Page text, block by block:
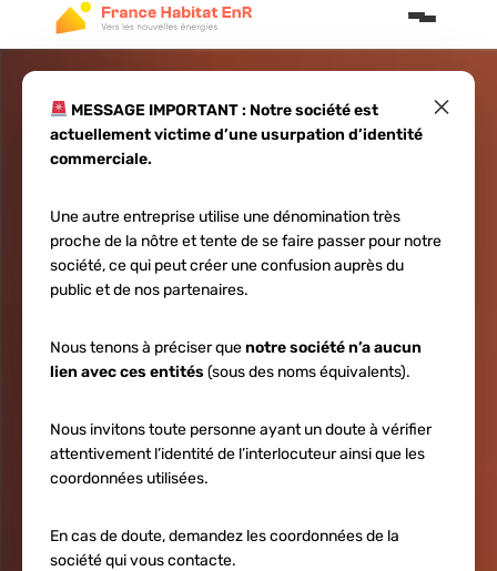
×
MESSAGE IMPORTANT : Notre société est
actuellement victime d’une usurpation d’identité
commerciale.
Une autre entreprise utilise une dénomination très
proche de la nôtre et tente de se faire passer pour notre
société, ce qui peut créer une confusion auprès du
public et de nos partenaires.
Nous tenons à préciser quenotre société n’a aucun
lien avec ces entités (sous des noms équivalents).
Nous invitons toute personne ayant un doute à vérifier
attentivement l’identité de l’interlocuteur ainsi que les
coordonnées utilisées.
En cas de doute, demandez les coordonnées de la
société qui vous contacte.
Installer une
batterie solaire
sur installation
existante